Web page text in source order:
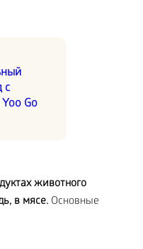
с
Go
животного
в мясе. Основные